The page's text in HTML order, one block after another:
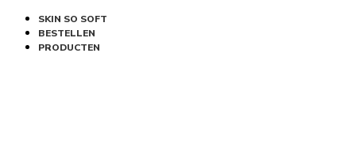
SKIN SO SOFT
BESTELLEN
PRODUCTEN